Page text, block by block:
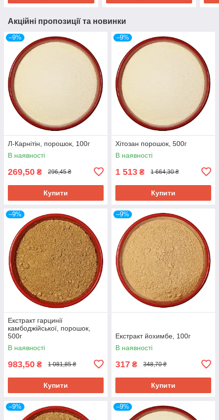
Акційні пропозиції та новинки
–9%
Л-Карнітін, порошок, 100г
В наявності
269,50 ₴ 296,45 ₴
Купити
–9%
Хітозан порошок, 500г
В наявності
1 513 ₴ 1 664,30 ₴
Купити
–9%
Екстракт гарцинії
камбоджійської, порошок,
500г
В наявності
983,50 ₴ 1 081,85 ₴
Купити
–9%
Екстракт йохимбе, 100г
В наявності
317 ₴ 348,70 ₴
Купити
–9% –9%